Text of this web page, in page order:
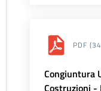
PDF
Congiuntura